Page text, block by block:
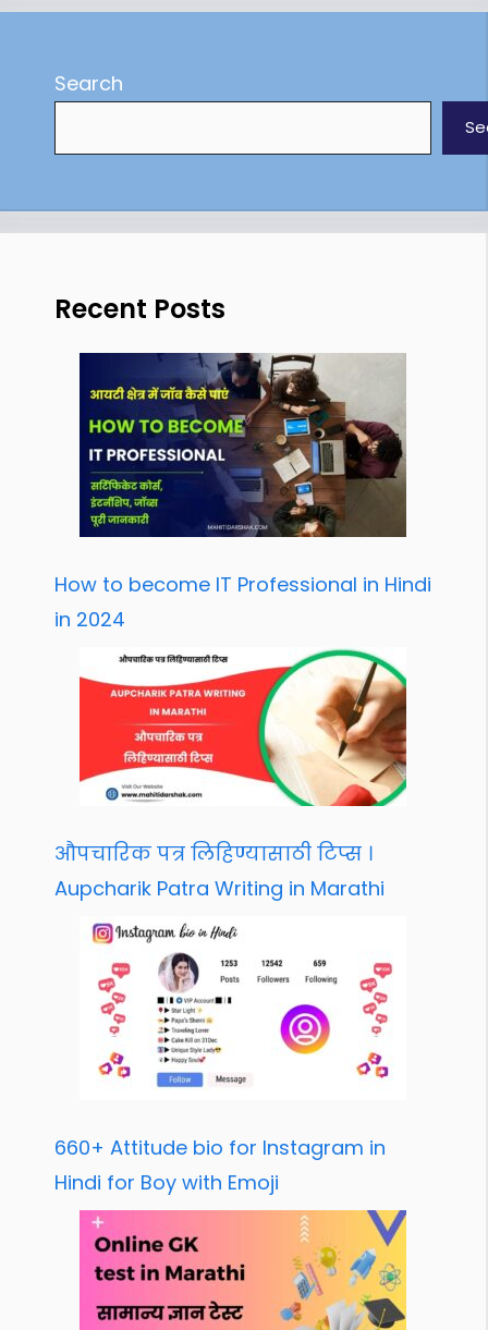
Search
Recent Posts
How to become IT Professional in Hindi
in 2024
औपचारिक पत्र लिहिण्यासाठी टिप्स ।
Aupcharik Patra Writing in Marathi
660+ Attitude bio for Instagram in
Hindi for Boy with Emoji